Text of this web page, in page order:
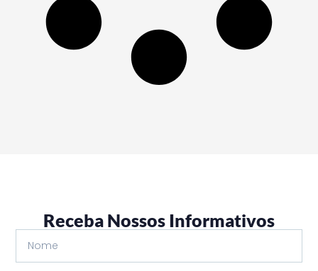
Receba Nossos Informativos